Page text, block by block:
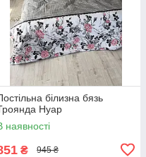
білизна бязь
Нуар
наявності
₴ 945 ₴